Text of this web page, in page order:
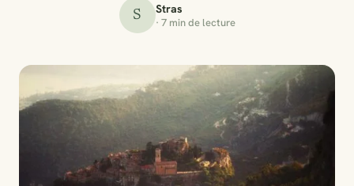
S Stras
· 7 min de lecture